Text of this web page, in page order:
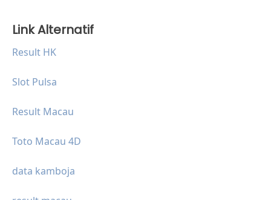
Link Alternatif
Result HK
Slot Pulsa
Result Macau
Toto Macau 4D
data kamboja